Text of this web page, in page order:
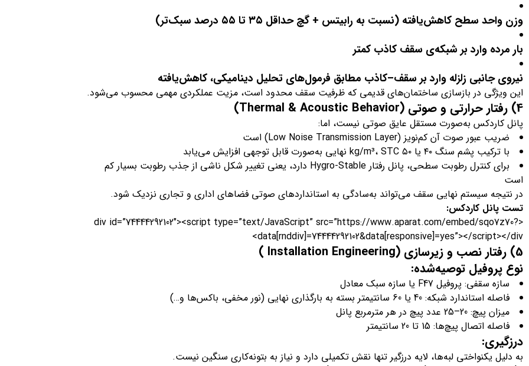
وزن واحد سطح کاهش‌یافته (نسبت به رابیتس + گچ حداقل ۳۵ تا ۵۵ درصد سبک‌تر)
بار مرده وارد بر شبکه‌ی سقف کاذب کمتر
نیروی جانبی زلزله وارد بر سقف‌–کاذب مطابق فرمول‌های تحلیل دینامیکی، کاهش‌یافته
این ویژگی در بازسازی ساختمان‌های قدیمی که ظرفیت سقف محدود است، مزیت عملکردی مهمی محسوب می‌شود.
4) رفتار حرارتی و صوتی (Thermal & Acoustic Behavior)
پانل کاردکس به‌صورت مستقل عایق صوتی نیست، اما:
ضریب عبور صوت آن کم‌نویز (Low Noise Transmission Layer) است
با ترکیب پشم سنگ ۴۰ یا ۵۰ kg/m³، STC نهایی به‌صورت قابل توجهی افزایش می‌یابد
برای کنترل رطوبت سطحی، پانل رفتار Hygro-Stable دارد، یعنی تغییر شکل ناشی از جذب رطوبت بسیار کم
است
در نتیجه سیستم نهایی سقف می‌تواند به‌سادگی به استانداردهای صوتی فضاهای اداری و تجاری نزدیک شود.
تست پانل کاردکس:
<div id=”74444292102″><script type=”text/JavaScript” src=”https://www.aparat.com/embed/sqo7z70?
data[rnddiv]=74444292102&data[responsive]=yes”></script></div>
5) رفتار نصب و زیرسازی (Installation Engineering )
نوع پروفیل توصیه‌شده:
سازه سقفی: پروفیل F47 یا سازه سبک معادل
فاصله استاندارد شبکه: 40 یا 60 سانتیمتر بسته به بارگذاری نهایی (نور مخفی، باکس‌ها و…)
میزان پیچ: 20–25 عدد پیچ در هر مترمربع پانل
فاصله اتصال پیچ‌ها: 15 تا 20 سانتیمتر
درزگیری:
به دلیل یکنواختی لبه‌ها، لایه درزگیر تنها نقش تکمیلی دارد و نیاز به بتونه‌کاری سنگین نیست.